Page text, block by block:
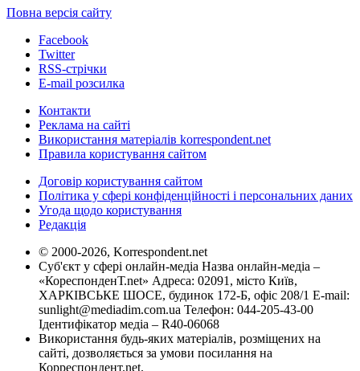
Повна версія сайту
Facebook
Twitter
RSS-стрічки
E-mail розсилка
Контакти
Реклама на сайті
Використання матеріалів korrespondent.net
Правила користування сайтом
Договір користування сайтом
Політика у сфері конфіденційності і персональних даних
Угода щодо користування
Редакція
© 2000-2026, Korrespondent.net
Суб'єкт у сфері онлайн-медіа Назва онлайн-медіа –
«КореспонденТ.net» Адреса: 02091, місто Київ,
ХАРКІВСЬКЕ ШОСЕ, будинок 172-Б, офіс 208/1 E-mail:
sunlight@mediadim.com.ua Телефон: 044-205-43-00
Ідентифікатор медіа – R40-06068
Використання будь-яких матеріалів, розміщених на
сайті, дозволяється за умови посилання на
Корреспондент.net.